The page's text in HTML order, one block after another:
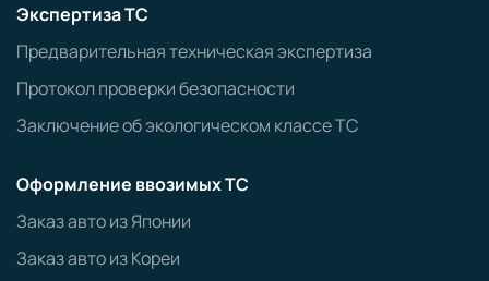
Экспертиза ТС
Предварительная техническая экспертиза
Протокол проверки безопасности
Заключение об экологическом классе ТС
Оформление ввозимых ТС
Заказ авто из Японии
Заказ авто из Кореи